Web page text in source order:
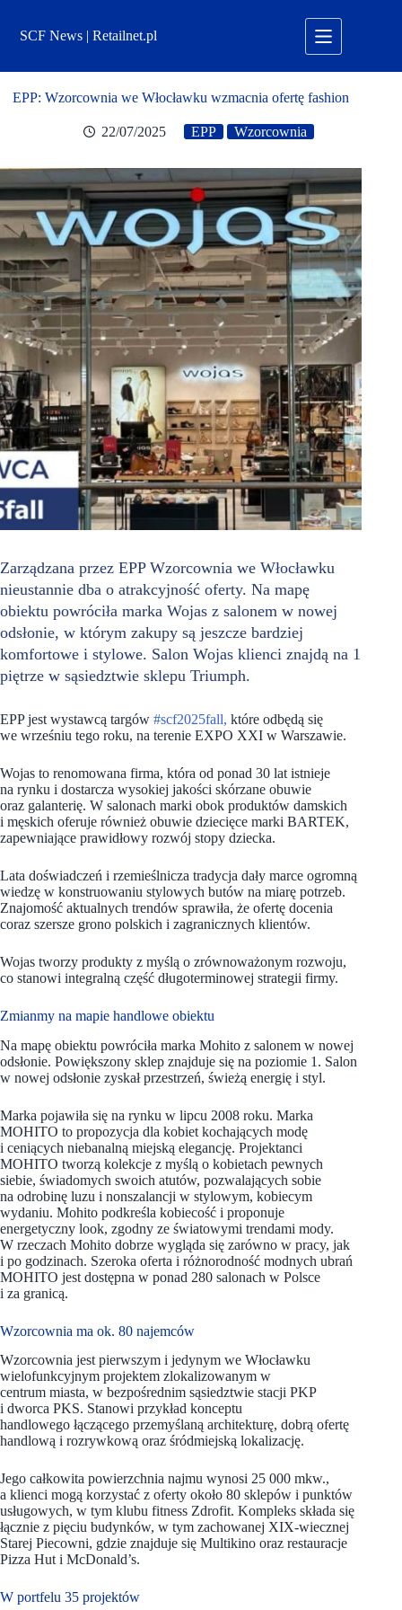
treściSCF News | Retailnet.pl
EPP: Wzorcownia we Włocławku wzmacnia ofertę fashion
22/07/2025 EPP Wzorcownia
Zarządzana przez EPP Wzorcownia we Włocławku
nieustannie dba o atrakcyjność oferty. Na mapę
obiektu powróciła marka Wojas z salonem w nowej
odsłonie, w którym zakupy są jeszcze bardziej
komfortowe i stylowe. Salon Wojas klienci znajdą na 1
piętrze w sąsiedztwie sklepu Triumph.
EPP jest wystawcą targów #scf2025fall, które odbędą się
we wrześniu tego roku, na terenie EXPO XXI w Warszawie.
Wojas to renomowana firma, która od ponad 30 lat istnieje
na rynku i dostarcza wysokiej jakości skórzane obuwie
oraz galanterię. W salonach marki obok produktów damskich
i męskich oferuje również obuwie dziecięce marki BARTEK,
zapewniające prawidłowy rozwój stopy dziecka.
Lata doświadczeń i rzemieślnicza tradycja dały marce ogromną
wiedzę w konstruowaniu stylowych butów na miarę potrzeb.
Znajomość aktualnych trendów sprawiła, że ofertę docenia
coraz szersze grono polskich i zagranicznych klientów.
Wojas tworzy produkty z myślą o zrównoważonym rozwoju,
co stanowi integralną część długoterminowej strategii firmy.
Zmianmy na mapie handlowe obiektu
Na mapę obiektu powróciła marka Mohito z salonem w nowej
odsłonie. Powiększony sklep znajduje się na poziomie 1. Salon
w nowej odsłonie zyskał przestrzeń, świeżą energię i styl.
Marka pojawiła się na rynku w lipcu 2008 roku. Marka
MOHITO to propozycja dla kobiet kochających modę
i ceniących niebanalną miejską elegancję. Projektanci
MOHITO tworzą kolekcje z myślą o kobietach pewnych
siebie, świadomych swoich atutów, pozwalających sobie
na odrobinę luzu i nonszalancji w stylowym, kobiecym
wydaniu. Mohito podkreśla kobiecość i proponuje
energetyczny look, zgodny ze światowymi trendami mody.
W rzeczach Mohito dobrze wygląda się zarówno w pracy, jak
i po godzinach. Szeroka oferta i różnorodność modnych ubrań
MOHITO jest dostępna w ponad 280 salonach w Polsce
i za granicą.
Wzorcownia ma ok. 80 najemców
Wzorcownia jest pierwszym i jedynym we Włocławku
wielofunkcyjnym projektem zlokalizowanym w
centrum miasta, w bezpośrednim sąsiedztwie stacji PKP
i dworca PKS. Stanowi przykład konceptu
handlowego łączącego przemyślaną architekturę, dobrą ofertę
handlową i rozrywkową oraz śródmiejską lokalizację.
Jego całkowita powierzchnia najmu wynosi 25 000 mkw.,
a klienci mogą korzystać z oferty około 80 sklepów i punktów
usługowych, w tym klubu fitness Zdrofit. Kompleks składa się
łącznie z pięciu budynków, w tym zachowanej XIX-wiecznej
Starej Piecowni, gdzie znajduje się Multikino oraz restauracje
Pizza Hut i McDonald’s.
W portfelu 35 projektów